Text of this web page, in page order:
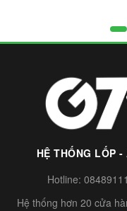
HỆ THỐNG LỐP
Hotline:
Hệ thống hơn 20 cửa